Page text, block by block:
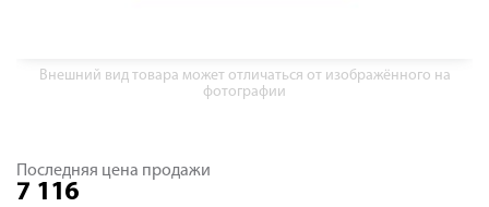
Внешний вид товара может отличаться от изображённого на
фотографии
Последняя цена продажи
7 116